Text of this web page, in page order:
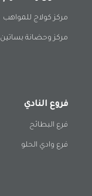
مركز كولاج للمواهب
مركز وحضانة بساتين
فروع النادي
فرع البطائح
فرع وادي الحلو